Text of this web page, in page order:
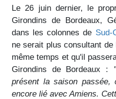
Le 26 juin dernier, le
Girondins de Bordeaux,
dans les colonnes de Sud-
ne serait plus consultant
même temps et qu'il
Girondins de Bordeaux :
présent la saison
encore lié avec Amiens.